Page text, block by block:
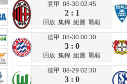
意甲 08-30 02:45
2 : 1
回放 集錦 組圖 戰報
德甲 08-30 00:30
3 : 0
回放 集錦 組圖 戰報
德甲 08-29 02:30
3 : 0